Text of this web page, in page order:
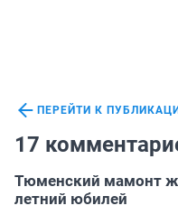
ПЕРЕЙТИ К
17
Тюменский мамонт
летний юбилей